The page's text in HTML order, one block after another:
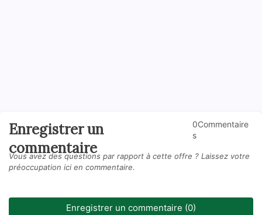
Enregistrer un
commentaire
0Commentaire
s
Vous avez des questions par rapport à cette offre ? Laissez votre
préoccupation ici en commentaire.
Enregistrer un commentaire (0)